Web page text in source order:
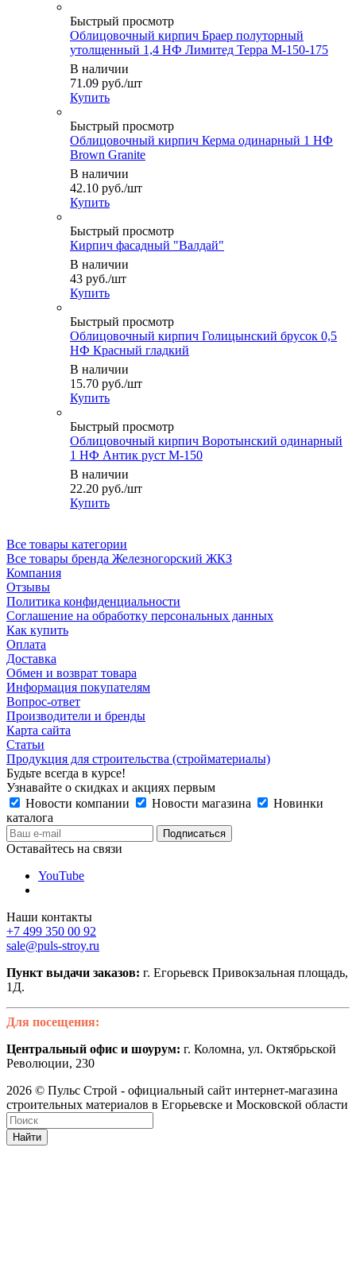
Быстрый просмотр
Облицовочный кирпич Браер полуторный
утолщенный 1,4 НФ Лимитед Терра М-150-175
В наличии
71.09 руб./шт
Купить
Быстрый просмотр
Облицовочный кирпич Керма одинарный 1 НФ
Brown Granite
В наличии
42.10 руб./шт
Купить
Быстрый просмотр
Кирпич фасадный "Валдай"
В наличии
43 руб./шт
Купить
Быстрый просмотр
Облицовочный кирпич Голицынский брусок 0,5
НФ Красный гладкий
В наличии
15.70 руб./шт
Купить
Быстрый просмотр
Облицовочный кирпич Воротынский одинарный
1 НФ Антик руст М-150
В наличии
22.20 руб./шт
Купить
Все товары категории
Все товары бренда Железногорский ЖКЗ
Компания
Отзывы
Политика конфиденциальности
Соглашение на обработку персональных данных
Как купить
Оплата
Доставка
Обмен и возврат товара
Информация покупателям
Вопрос-ответ
Производители и бренды
Карта сайта
Статьи
Продукция для строительства (стройматериалы)
Будьте всегда в курсе!
Узнавайте о скидках и акциях первым
Новости компании
Новости магазина
Новинки
каталога
Оставайтесь на связи
YouTube
Наши контакты
+7 499 350 00 92
sale@puls-stroy.ru
Пункт выдачи заказов: г. Егорьевск Привокзальная площадь,
1Д.
Для посещения:
Центральный офис и шоурум: г. Коломна, ул. Октябрьской
Революции, 230
2026 © Пульс Строй - официальный сайт интернет-магазина
строительных материалов в Егорьевске и Московской области
Найти